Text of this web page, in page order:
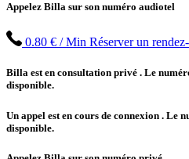
Appelez Billa sur son numéro audiotel
0.80 € / Min Réserver un
Billa est en consultation privé . Le
disponible.
Un appel est en cours de connexion . Le
disponible.